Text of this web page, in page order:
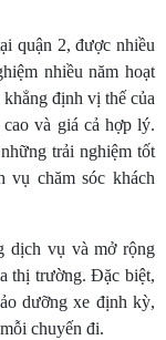
quận 2, được nhiều
nhiều năm hoạt
định vị thế của
và giá cả hợp lý.
trải nghiệm tốt
vụ chăm sóc khách
dịch vụ và mở rộng
thị trường. Đặc biệt,
dưỡng xe định kỳ,
chuyến đi.